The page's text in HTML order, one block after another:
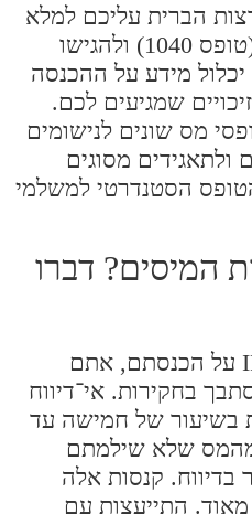
הברית עליכם למלא
טופס החזרי מס שנתיים (טופס 1040) ולהגישו
מידע על ההכנסה
שמגיעים לכם.
מס שונים לנישומים
ולתאגידים מסוגים
1040 הוא הטופס הסטנדרטי למשלמי
המיסים? דברו
אם אינכם מדווחים ל־IRS על הכנסתם, אתם
בחקירות. אי־דיווח
בשיעור של חמישה עד
שלא שילמתם
בדיווח. קנסות אלה
מאוד. התייעצות עם